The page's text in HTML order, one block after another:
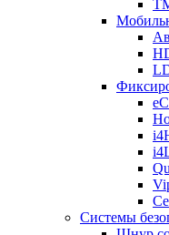
Системы